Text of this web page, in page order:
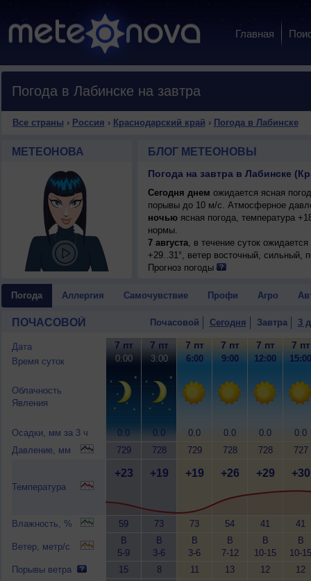
Главная
Погода в Лабинске на завтра
Все страны › Россия › Краснодарский край › Погода в Лабинске
МЕТЕОНОВА БЛОГ МЕТЕОНОВЫ
Погода на завтра в Лабинске
Сегодня днем ожидается ясная
порывы до 10 м/с. Атмосферное
ночьюясная погода, температура
нормы.
7 августа, в течение суток
+29..31°, ветер восточный, сильный,
Прогноз погоды
Погода Аллергия Самочувствие Профи Агро
ПОЧАСОВОЙ Почасовой Сегодня Завтра 3
Дата
Время суток
Облачность
Явления
Осадки, мм за 3 ч
Давление, мм
Температура
Влажность, %
Ветер, метр/с
Порывы ветра
7 пт
0:00
0.0
729
+23
59
В
5-9
15
7 пт
3:00
0.0
728
+19
73
В
3-6
8
7 пт
6:00
0.0
729
+19
73
В
3-6
11
7 пт
9:00
0.0
728
+26
54
В
7-12
13
7 пт
12:00
0.0
728
+29
41
В
10-15
12
7 пт
15:00
0.0
727
+30
41
В
10-15
12